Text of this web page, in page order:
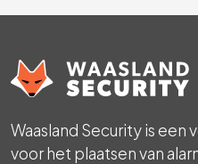
Waasland Security is
voor het plaatsen van